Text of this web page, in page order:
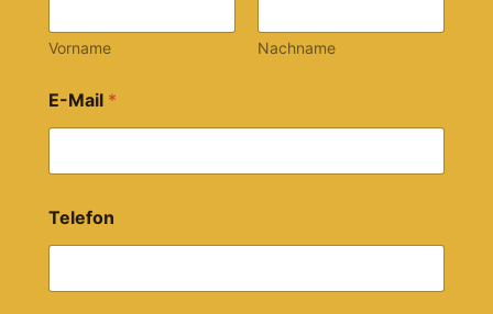
Vorname Nachname
E-Mail *
-
M
i
Telefon